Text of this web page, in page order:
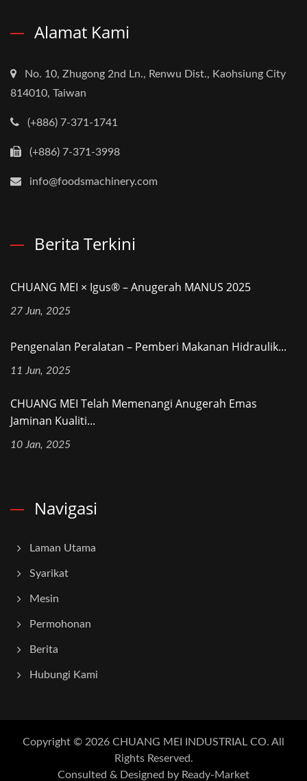
Alamat Kami
No. 10, Zhugong 2nd Ln., Renwu Dist., Kaohsiung City
814010, Taiwan
(+886) 7-371-1741
(+886) 7-371-3998
info@foodsmachinery.com
Berita Terkini
CHUANG MEI × Igus® – Anugerah MANUS 2025
27 Jun, 2025
Pengenalan Peralatan – Pemberi Makanan Hidraulik...
11 Jun, 2025
CHUANG MEI Telah Memenangi Anugerah Emas
Jaminan Kualiti...
10 Jan, 2025
Navigasi
Laman Utama
Syarikat
Mesin
Permohonan
Berita
Hubungi Kami
Copyright © 2026 CHUANG MEI INDUSTRIAL CO. All
Rights Reserved.
Consulted & Designed by Ready-Market